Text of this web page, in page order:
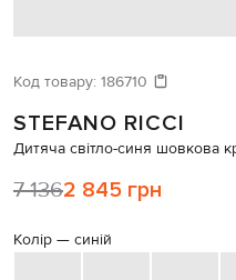
Код товару: 186710
STEFANO RICCI
Дитяча світло-синя шовкова
7 1362 845 грн
Колір — синій